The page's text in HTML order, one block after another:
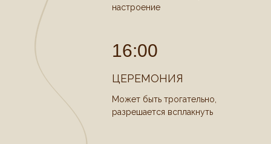
настроение
16:00
ЦЕРЕМОНИЯ
Может быть трогательно,
разрешается всплакнуть